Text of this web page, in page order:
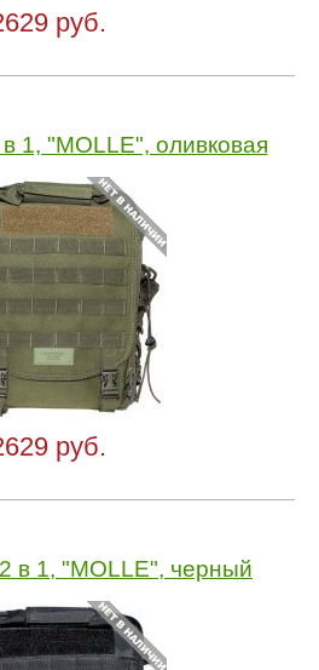
руб.
1, "MOLLE", оливковая
руб.
в 1, "MOLLE", черный